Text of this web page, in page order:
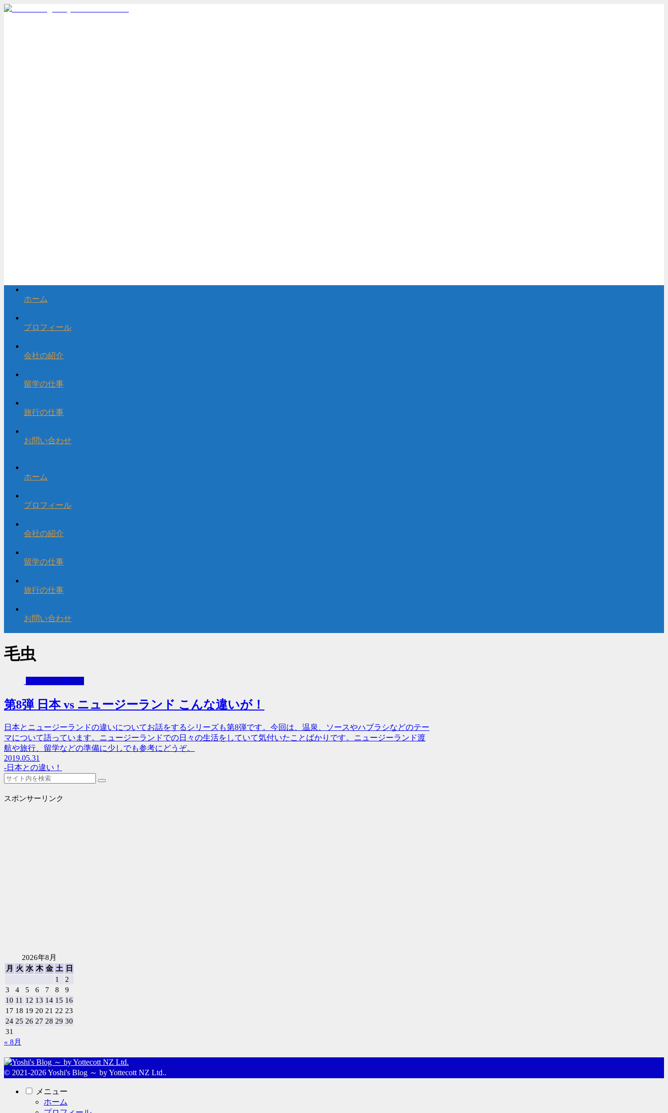
ホーム
プロフィール
会社の紹介
留学の仕事
旅行の仕事
お問い合わせ
ホーム
プロフィール
会社の紹介
留学の仕事
旅行の仕事
お問い合わせ
毛虫
-日本との違い！
第8弾 日本 vs ニュージーランド こんな違いが！
日本とニュージーランドの違いについてお話をするシリーズも第8弾です。今回は、温泉、ソースやハブラシなどのテー
マについて語っています。ニュージーランドでの日々の生活をしていて気付いたことばかりです。ニュージーランド渡
航や旅行、留学などの準備に少しでも参考にどうぞ。
2019.05.31
-日本との違い！
スポンサーリンク
2026年8月
月
火 水 木 金 土
日
1
2
3
4 5 6 7 8
9
10 11 12 13 14 15 16
17 18 19 20 21 22 23
24 25 26 27 28 29 30
31
« 8月
© 2021-2026 Yoshi's Blog ～ by Yottecott NZ Ltd..
メニュー
ホーム